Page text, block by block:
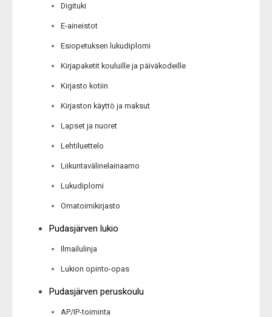
Digituki
E-aineistot
Esiopetuksen lukudiplomi
Kirjapaketit kouluille ja päiväkodeille
Kirjasto kotiin
Kirjaston käyttö ja maksut
Lapset ja nuoret
Lehtiluettelo
Liikuntavälinelainaamo
Lukudiplomi
Omatoimikirjasto
Pudasjärven lukio
Ilmailulinja
Lukion opinto-opas
Pudasjärven peruskoulu
AP/IP-toiminta